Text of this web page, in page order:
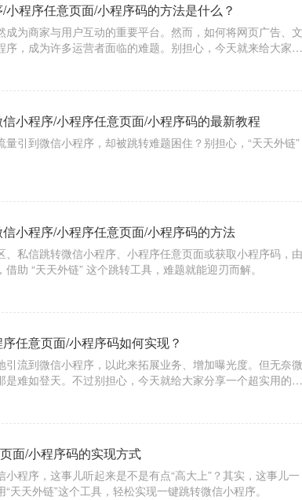
程序任意页面/小程序码的方法是什么？
为商家与用户互动的重要平台。然而，如何将网页广告、文
，成为许多运营者面临的难题。别担心，今天就来给大家支
外链】，轻松实现一键跳转，让你的流量转化不再是难题！
小程序/小程序任意页面/小程序码的最新教程
引到微信小程序，却被跳转难题困住？别担心，“天天外链”
小程序/小程序任意页面/小程序码的方法
私信跳转微信小程序、小程序任意页面或获取小程序码，由
助 “天天外链” 这个跳转工具，难题就能迎刃而解。
任意页面/小程序码如何实现？
流到微信小程序，以此来拓展业务、增加曝光度。但无奈微
难如登天。不过别担心，今天就给大家分享一个超实用的跳
章 / 评论跳转微信小程序、小程序任意页面，甚至是小程
面/小程序码的实现方式
程序，这事儿听起来是不是有点“高大上”？其实，这事儿一
天天外链”这个工具，轻松实现一键跳转微信小程序。